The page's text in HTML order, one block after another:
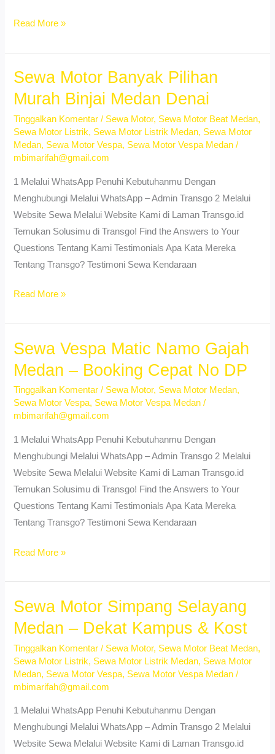
Sewa
Matic
Pandau
II
Medan
Unit
Read More »
Sewa Motor Banyak Pilihan
Murah Binjai Medan Denai
Tinggalkan Komentar / Sewa Motor, Sewa Motor Beat Medan,
Sewa Motor Listrik, Sewa Motor Listrik Medan, Sewa Motor
Medan, Sewa Motor Vespa, Sewa Motor Vespa Medan /
mbimarifah@gmail.com
1 Melalui WhatsApp Penuhi Kebutuhanmu Dengan
Menghubungi Melalui WhatsApp – Admin Transgo 2 Melalui
Website Sewa Melalui Website Kami di Laman Transgo.id
Temukan Solusimu di Transgo! Find the Answers to Your
Questions Tentang Kami Testimonials Apa Kata Mereka
Tentang Transgo? Testimoni Sewa Kendaraan
Sewa
Banyak
Pilihan
Binjai
Medan
Denai
Read More »
Sewa Vespa Matic Namo Gajah
Medan – Booking Cepat No DP
Tinggalkan Komentar / Sewa Motor, Sewa Motor Medan,
Sewa Motor Vespa, Sewa Motor Vespa Medan /
mbimarifah@gmail.com
1 Melalui WhatsApp Penuhi Kebutuhanmu Dengan
Menghubungi Melalui WhatsApp – Admin Transgo 2 Melalui
Website Sewa Melalui Website Kami di Laman Transgo.id
Temukan Solusimu di Transgo! Find the Answers to Your
Questions Tentang Kami Testimonials Apa Kata Mereka
Tentang Transgo? Testimoni Sewa Kendaraan
Sewa
Matic
Namo
Medan
–
Cepat
Read More »
Sewa Motor Simpang Selayang
Medan – Dekat Kampus & Kost
Tinggalkan Komentar / Sewa Motor, Sewa Motor Beat Medan,
Sewa Motor Listrik, Sewa Motor Listrik Medan, Sewa Motor
Medan, Sewa Motor Vespa, Sewa Motor Vespa Medan /
mbimarifah@gmail.com
1 Melalui WhatsApp Penuhi Kebutuhanmu Dengan
Menghubungi Melalui WhatsApp – Admin Transgo 2 Melalui
Website Sewa Melalui Website Kami di Laman Transgo.id